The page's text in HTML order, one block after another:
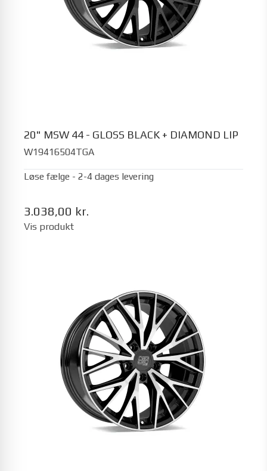
20" MSW 44 - GLOSS BLACK + DIAMOND LIP
W19416504TGA
Løse fælge - 2-4 dages levering
3.038,00 kr.
Vis produkt